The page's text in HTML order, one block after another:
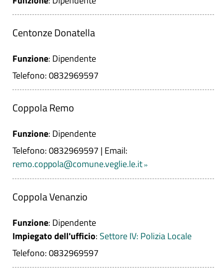
Centonze Donatella
Funzione: Dipendente
Telefono: 0832969597
Coppola Remo
Funzione: Dipendente
Telefono: 0832969597 | Email:
remo.coppola@comune.veglie.le.it
Coppola Venanzio
Funzione: Dipendente
Impiegato dell'ufficio: Settore IV: Polizia Locale
Telefono: 0832969597